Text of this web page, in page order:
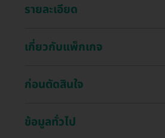
รายละเอียด
เกี่ยวกับแพ็กเกจ
ก่อนตัดสินใจ
ข้อมูลทั่วไป